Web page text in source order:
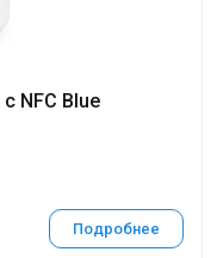
NFC Blue
Подробнее